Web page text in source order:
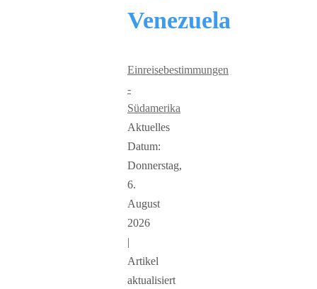
Venezuela
Einreisebestimmungen
-
Südamerika
Aktuelles
Datum:
Donnerstag,
6.
August
2026
|
Artikel
aktualisiert